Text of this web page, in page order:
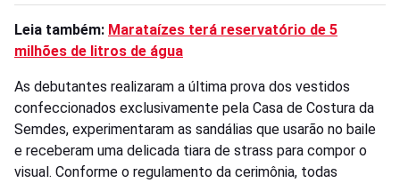
Leia também: Marataízes terá reservatório de 5
milhões de litros de água
As debutantes realizaram a última prova dos vestidos
confeccionados exclusivamente pela Casa de Costura da
Semdes, experimentaram as sandálias que usarão no baile
e receberam uma delicada tiara de strass para compor o
visual. Conforme o regulamento da cerimônia, todas